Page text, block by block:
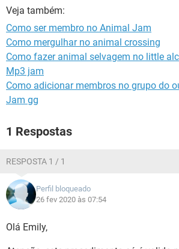
Veja também:
Como ser membro no Animal Jam
Como mergulhar no animal crossing
Como fazer animal selvagem no little
Mp3 jam
Como adicionar membros no grupo do
Jam gg
1 Respostas
RESPOSTA 1 / 1
Perfil bloqueado
26 fev 2020 às 07:54
Olá Emily,